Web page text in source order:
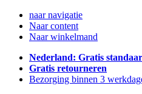
naar navigatie
Naar content
Naar winkelmand
Nederland: Gratis
Gratis retourneren
Bezorging binnen 3